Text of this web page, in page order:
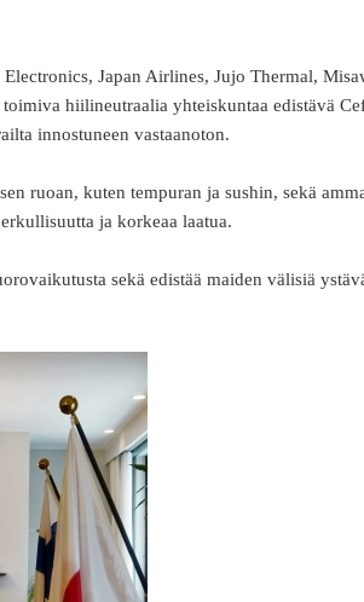
Japan Airlines, Jujo Thermal,
hiilineutraalia yhteiskuntaa edistävä
innostuneen vastaanoton.
ruoan, kuten tempuran ja sushin, sekä
ja korkeaa laatua.
sekä edistää maiden välisiä